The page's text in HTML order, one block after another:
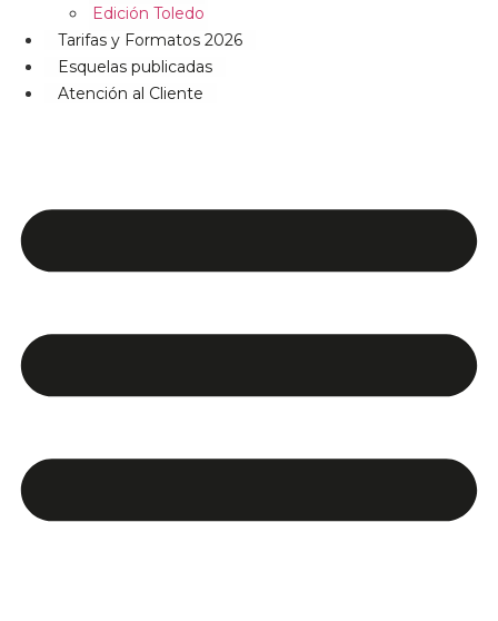
Edición Toledo
Tarifas y Formatos 2026
Esquelas publicadas
Atención al Cliente